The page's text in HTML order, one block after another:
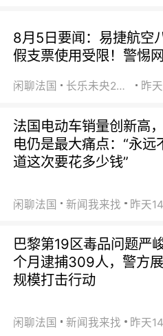
8月5日要闻：易捷航空
假支票使用受限！警惕
闲聊法国 长乐未央2015 昨
法国电动车销量创新高
电仍是最大痛点：“永远
道这次要花多少钱”
闲聊法国 新闻我来找 昨天
巴黎第19区毒品问题严
个月逮捕309人，警方
规模打击行动
闲聊法国 新闻我来找 昨天